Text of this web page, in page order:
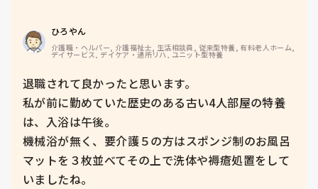
ひろやん
介護職・ヘルパー, 介護福祉士, 生活相談員, 従来型特養, 有料老人ホーム,
デイサービス, デイケア・通所リハ, ユニット型特養
退職されて良かったと思います。
私が前に勤めていた歴史のある古い4人部屋の特養
は、入浴は午後。
機械浴が無く、要介護５の方はスポンジ制のお風呂
マットを３枚並べてその上で洗体や褥瘡処置をして
いましたね。